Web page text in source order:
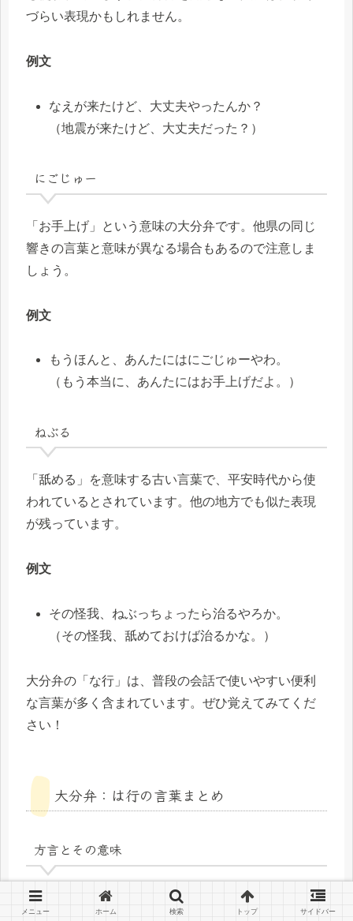
づらい表現かもしれません。
例文
なえが来たけど、大丈夫やったんか？
（地震が来たけど、大丈夫だった？）
にごじゅー
「お手上げ」という意味の大分弁です。他県の同じ
響きの言葉と意味が異なる場合もあるので注意しま
しょう。
例文
もうほんと、あんたにはにごじゅーやわ。
（もう本当に、あんたにはお手上げだよ。）
ねぶる
「舐める」を意味する古い言葉で、平安時代から使
われているとされています。他の地方でも似た表現
が残っています。
例文
その怪我、ねぶっちょったら治るやろか。
（その怪我、舐めておけば治るかな。）
大分弁の「な行」は、普段の会話で使いやすい便利
な言葉が多く含まれています。ぜひ覚えてみてくだ
さい！
大分弁：は行の言葉まとめ
方言とその意味
メニュー ホーム 検索 トップ サイドバー